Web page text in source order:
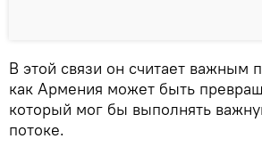
В этой связи он считает важным
как Армения может быть
который мог бы выполнять
потоке.